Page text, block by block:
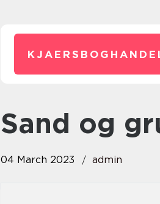
Sand og
04 March 2023 admin